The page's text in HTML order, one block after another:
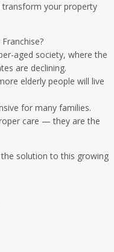
your property
aged society, where the
are declining.
elderly people will live
for many families.
care — they are the
solution to this growing